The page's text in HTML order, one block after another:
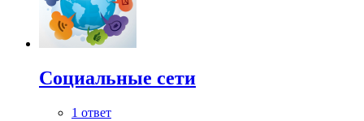
Социальные сети
1 ответ